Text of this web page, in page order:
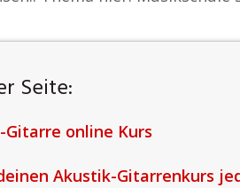
Seite:
Gitarre online Kurs
Akustik-Gitarrenkurs